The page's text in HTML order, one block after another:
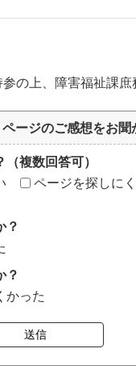
の上、障害福祉課庶
ージのご感想をお聞
複数回答可）
ページを探しに
？
？
かった
送信